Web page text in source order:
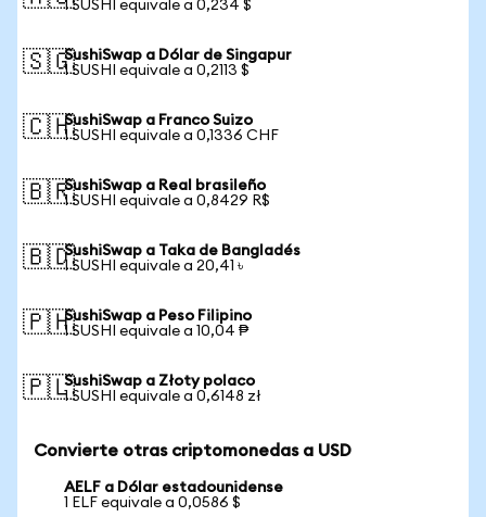
1 SUSHI equivale a 0,234 $
🇸🇬SushiSwap a Dólar de Singapur
1 SUSHI equivale a 0,2113 $
🇨🇭SushiSwap a Franco Suizo
1 SUSHI equivale a 0,1336 CHF
🇧🇷SushiSwap a Real brasileño
1 SUSHI equivale a 0,8429 R$
🇧🇩SushiSwap a Taka de Bangladés
1 SUSHI equivale a 20,41 ৳
🇵🇭SushiSwap a Peso Filipino
1 SUSHI equivale a 10,04 ₱
🇵🇱SushiSwap a Złoty polaco
1 SUSHI equivale a 0,6148 zł
Convierte otras criptomonedas a USD
AELF a Dólar estadounidense
1 ELF equivale a 0,0586 $